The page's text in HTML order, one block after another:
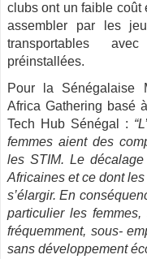
clubs ont un faible coût
assembler par les
transportables
préinstallées.
Pour la Sénégalaise
Africa Gathering basé
Tech Hub Sénégal :
femmes aient des
les STIM. Le
Africaines et ce dont
s’élargir. En
particulier les
fréquemment, sous-
sans développement